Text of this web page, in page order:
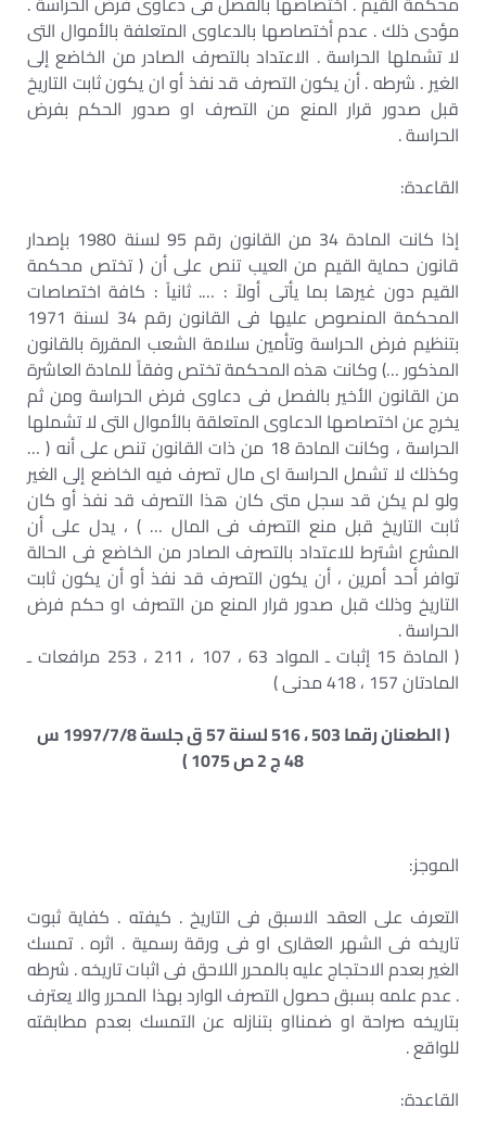
مؤدى ذلك . عدم أختصاصها بالدعاوى المتعلفة بالأموال التى
لا تشملها الحراسة . الاعتداد بالتصرف الصادر من الخاضع إلى
الغير . شرطه . أن يكون التصرف قد نفذ أو ان يكون ثابت التاريخ
قبل صدور قرار المنع من التصرف او صدور الحكم بفرض
الحراسة .
القاعدة:
إذا كانت المادة 34 من القانون رقم 95 لسنة 1980 بإصدار
قانون حماية القيم من العيب تنص على أن ( تختص محكمة
القيم دون غيرها بما يأتى أولاً : …. ثانياً : كافة اختصاصات
المحكمة المنصوص عليها فى القانون رقم 34 لسنة 1971
بتنظيم فرض الحراسة وتأمين سلامة الشعب المقررة بالقانون
المذكور …) وكانت هذه المحكمة تختص وفقاً للمادة العاشرة
من القانون الأخير بالفصل فى دعاوى فرض الحراسة ومن ثم
يخرج عن اختصاصها الدعاوى المتعلقة بالأموال التى لا تشملها
الحراسة ، وكانت المادة 18 من ذات القانون تنص على أنه ( …
وكذلك لا تشمل الحراسة اى مال تصرف فيه الخاضع إلى الغير
ولو لم يكن قد سجل متى كان هذا التصرف قد نفذ أو كان
ثابت التاريخ قبل منع التصرف فى المال … ) ، يدل على أن
المشرع اشترط للاعتداد بالتصرف الصادر من الخاضع فى الحالة
توافر أحد أمرين ، أن يكون التصرف قد نفذ أو أن يكون ثابت
التاريخ وذلك قبل صدور قرار المنع من التصرف او حكم فرض
الحراسة .
( المادة 15 إثبات ـ المواد 63 ، 107 ، 211 ، 253 مرافعات ـ
المادتان 157 ، 418 مدنى )
( الطعنان رقما 503 ، 516 لسنة 57 ق جلسة 1997/7/8 س
48 ج 2 ص 1075 )
الموجز:
التعرف على العقد الاسبق فى التاريخ . كيفته . كفاية ثبوت
تاريخه فى الشهر العقارى او فى ورقة رسمية . اثره . تمسك
الغير بعدم الاحتجاج عليه بالمحرر اللاحق فى اثبات تاريخه . شرطه
. عدم علمه بسبق حصول التصرف الوارد بهذا المحرر والا يعترف
بتاريخه صراحة او ضمنااو بتنازله عن التمسك بعدم مطابقته
للواقع .
القاعدة: